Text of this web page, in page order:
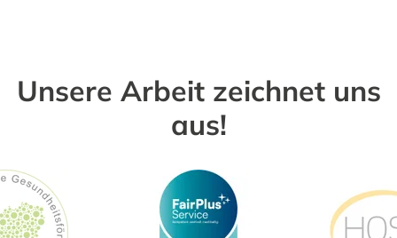
Unsere Arbeit zeichnet uns
aus!